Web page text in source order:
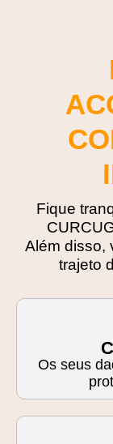
Fique
Além disso,
trajeto
Os seus